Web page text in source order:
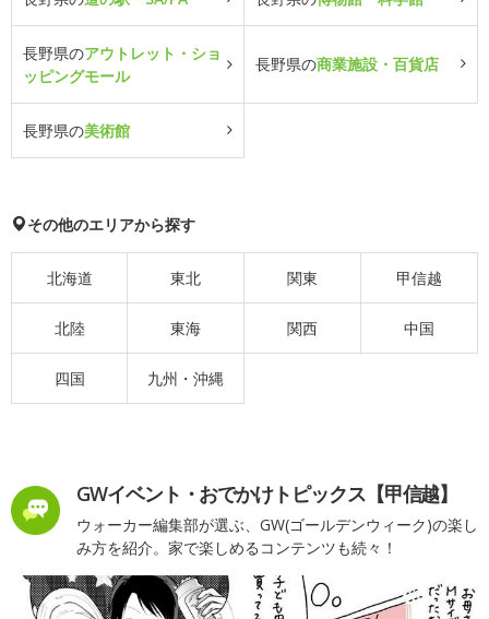
長野県のアウトレット・ショ
ッピングモール
長野県の商業施設・百貨店
長野県の美術館
その他のエリアから探す
北海道 東北 関東 甲信越
北陸 東海 関西 中国
四国 九州・沖縄
GWイベント・おでかけトピックス【甲信越】
ウォーカー編集部が選ぶ、GW(ゴールデンウィーク)の楽し
み方を紹介。家で楽しめるコンテンツも続々！